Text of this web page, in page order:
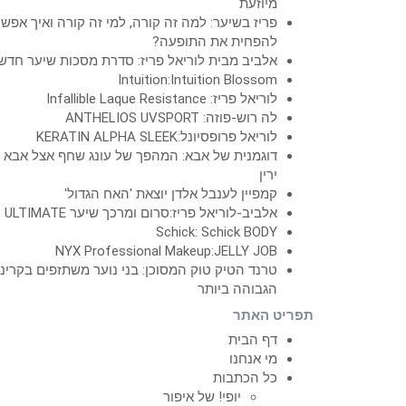
מיוזעת
פריז בשיער: למה זה קורה, למי זה קורה ואיך
להפחית את התופעה?
אלביב מבית לוריאל פריז: סדרת מסכות שיער
Intuition:Intuition Blossom
לוריאל פריז: Infallible Laque Resistance
לה רוש-פוזה: ANTHELIOS UVSPORT
לוריאל פרופסיונל:KERATIN ALPHA SLEEK
דוגמנית של אבא: המהפך של עונג שחף אצל אבא
ירין
קמפיין לענבל אלדן יוצאת 'האח הגדול'
אלביב-לוריאל פריז:סרום ומרכך שיער ULTIMATE
Schick: Schick BODY
NYX Professional Makeup:JELLY JOB
טרנד הטיק טוק המסוכן: בני נוער משתזפים
הגבוהה ביותר
תפריט האתר
דף הבית
מי אנחנו
כל הכתבות
יופי! של איפור